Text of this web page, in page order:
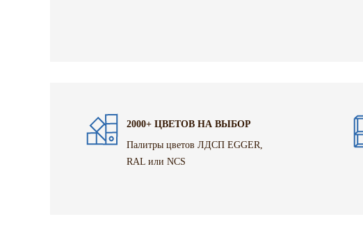
2000+ ЦВЕТОВ НА ВЫБОР
Палитры цветов ЛДСП EGGER,
RAL или NCS